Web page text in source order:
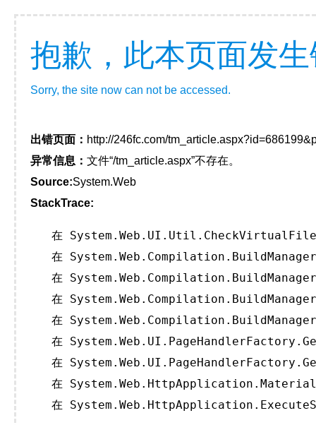
抱歉，此本页面发
Sorry, the site now can not be accessed.
出错页面： http://246fc.com/
异常信息： 文件“/tm_article.aspx”不存在。
Source:System.Web
StackTrace:
在
在
在
在
在
在
在
在
在